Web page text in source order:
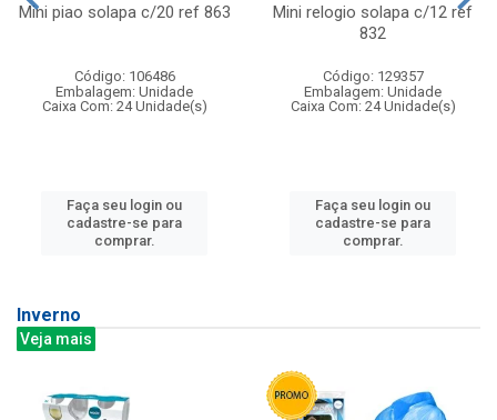
Mini piao solapa c/20 ref 863
Código: 106486
Embalagem: Unidade
Caixa Com: 24 Unidade(s)
Faça seu login ou
cadastre-se para
comprar.
Mini relogio solapa c/12 ref
832
Código: 129357
Embalagem: Unidade
Caixa Com: 24 Unidade(s)
Faça seu login ou
cadastre-se para
comprar.
Inverno
Veja mais